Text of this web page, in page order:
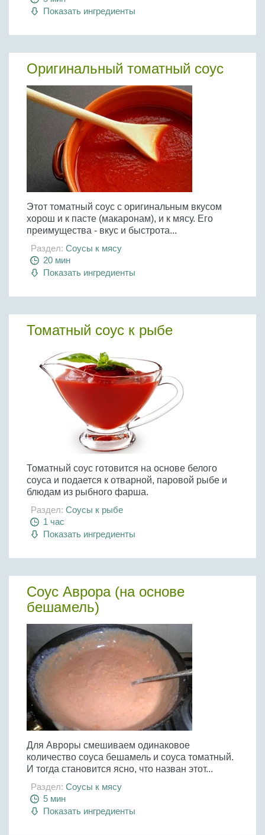
Показать ингредиенты
Оригинальный томатный соус
Этот томатный соус с оригинальным вкусом
хорош и к пасте (макаронам), и к мясу. Его
преимущества - вкус и быстрота...
Раздел: Соусы к мясу
20 мин
Показать ингредиенты
Томатный соус к рыбе
Томатный соус готовится на основе белого
соуса и подается к отварной, паровой рыбе и
блюдам из рыбного фарша.
Раздел: Соусы к рыбе
1 час
Показать ингредиенты
Соус Аврора (на основе
бешамель)
Для Авроры смешиваем одинаковое
количество соуса бешамель и соуса томатный.
И тогда становится ясно, что назван этот...
Раздел: Соусы к мясу
5 мин
Показать ингредиенты